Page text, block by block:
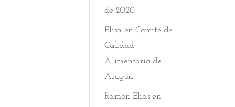
de 2020
Elisa enComité de
Calidad
Alimentaria de
Aragón
Ramon Elias en